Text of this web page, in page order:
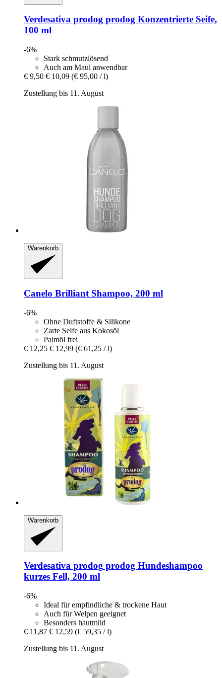
Verdesativa prodog prodog Konzentrierte Seife,
100 ml
-6%
Stark schmutzlösend
Auch am Maul anwendbar
€ 9,50 € 10,09 (€ 95,00 / l)
Zustellung bis 11. August
Warenkorb
Canelo Brilliant Shampoo, 200 ml
-6%
Ohne Duftstoffe & Silikone
Zarte Seife aus Kokosöl
Palmöl frei
€ 12,25 € 12,99 (€ 61,25 / l)
Zustellung bis 11. August
Warenkorb
Verdesativa prodog prodog Hundeshampoo
kurzes Fell, 200 ml
-6%
Ideal für empfindliche & trockene Haut
Auch für Welpen geeignet
Besonders hautmild
€ 11,87 € 12,59 (€ 59,35 / l)
Zustellung bis 11. August